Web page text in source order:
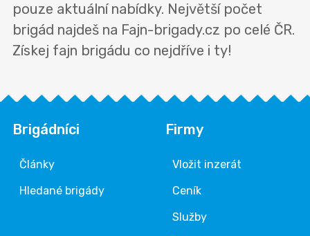
pouze aktuální nabídky. Největší počet
brigád najdeš na Fajn-brigady.cz po celé ČR.
Získej fajn brigádu co nejdříve i ty!
Brigádníci
Články
Hledané brigády
Firmy
Vložit inzerát
Ceník
Služby